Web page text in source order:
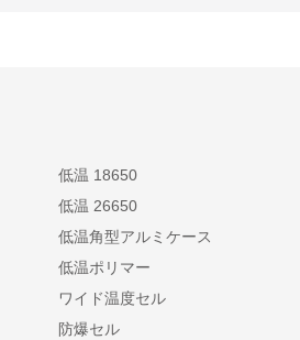
低温 18650
低温 26650
低温角型アルミケース
低温ポリマー
ワイド温度セル
防爆セル